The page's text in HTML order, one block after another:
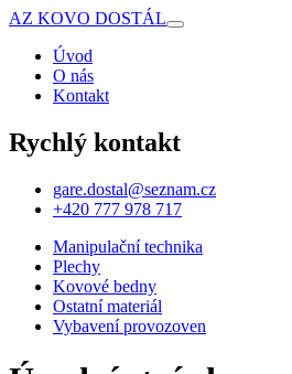
AZ KOVO DOSTÁL
Úvod
O nás
Kontakt
Rychlý kontakt
gare.dostal@seznam.cz
+420 777 978 717
Manipulační technika
Plechy
Kovové bedny
Ostatní materiál
Vybavení provozoven